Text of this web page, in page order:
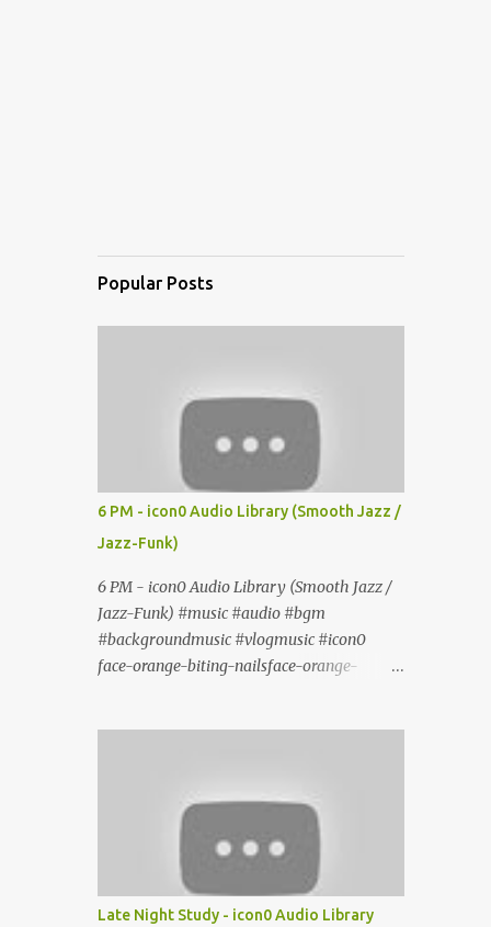
Popular Posts
6 PM - icon0 Audio Library (Smooth Jazz /
Jazz-Funk)
6 PM - icon0 Audio Library (Smooth Jazz /
Jazz-Funk) #music #audio #bgm
#backgroundmusic #vlogmusic #icon0
face-orange-biting-nailsface-orange-
Late Night Study - icon0 Audio Library